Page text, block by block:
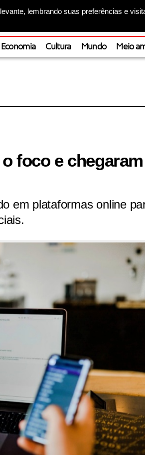
lembrando suas preferências e
Economia Cultura Mundo Meio
foco e
em plataformas online